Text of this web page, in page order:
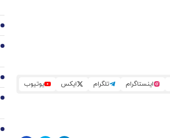
اینستاگرام تلگرام ایکس یوتیوب
5
6
7
8
9